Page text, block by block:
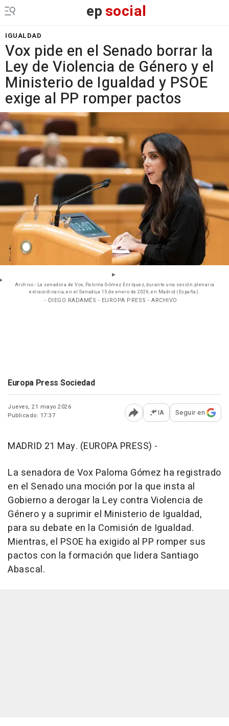
epsocial
IGUALDAD
Vox pide en el Senado borrar la
Ley de Violencia de Género y el
Ministerio de Igualdad y PSOE
exige al PP romper pactos
Archivo - La senadora de Vox, Paloma Gómez Enríquez, durante una sesión plenaria
extraordinaria, en el Senado,a 15 de enero de 2026, en Madrid (España).
- DIEGO RADAMÉS - EUROPA PRESS - ARCHIVO
Europa Press Sociedad
Jueves, 21 mayo 2026
Publicado: 17:37
Abrir opciones para
IA Seguir en
MADRID 21 May. (EUROPA PRESS) -
La senadora de Vox Paloma Gómez ha registrado
en el Senado una moción por la que insta al
Gobierno a derogar la Ley contra Violencia de
Género y a suprimir el Ministerio de Igualdad,
para su debate en la Comisión de Igualdad.
Mientras, el PSOE ha exigido al PP romper sus
pactos con la formación que lidera Santiago
Abascal.